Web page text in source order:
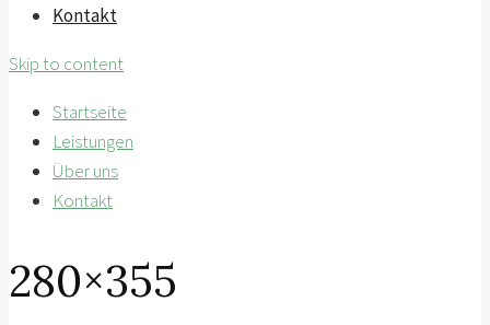
Kontakt
Skip to content
Startseite
Leistungen
Über uns
Kontakt
280×355